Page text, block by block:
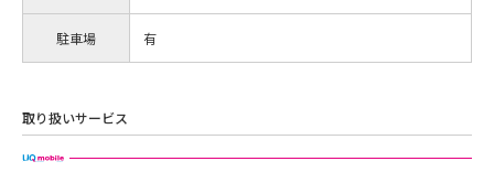
駐車場 有
取り扱いサービス